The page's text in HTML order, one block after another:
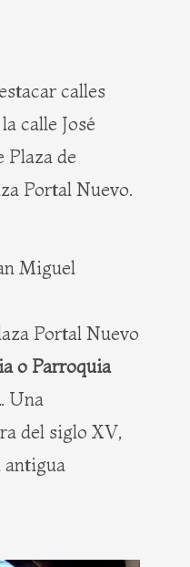
calles
calle José
Plaza de
Portal Nuevo.
Miguel
Portal Nuevo
o Parroquia
. Una
del siglo XV,
antigua